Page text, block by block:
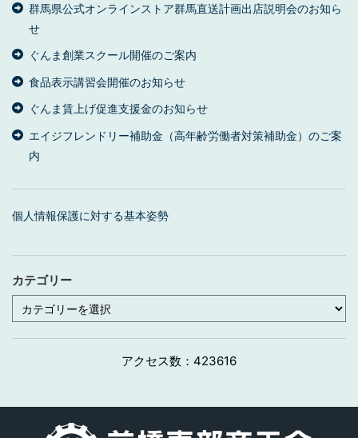
群馬県公式オンラインストア群馬直送計画出店説明会のお知ら
せ
ぐんま創業スクール開催のご案内
食品表示講習会開催のお知らせ
ぐんま賃上げ促進支援金のお知らせ
エイジフレンドリー補助金（高年齢労働者対策補助金）のご案
内
個人情報保護に対する基本姿勢
カテゴリー
カ
テ
ゴ
リ
アクセス数： 423616